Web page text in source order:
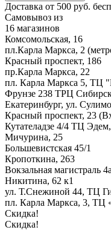
Доставка от 500 руб.
Самовывоз из
16 магазинов
Комсомольская, 16
пл.Карла Маркса, 2
Красный проспект, 186
пр.Карла Маркса, 22
пл. Карла Маркса 5, ТЦ
Фрунзе 238 ТРЦ
Екатеринбург, ул.
Красный проспект, 23
Кутателадзе 4/4 ТЦ
Мичурина, 25
Большевистская 45/1
Кропоткина, 263
Вокзальная магистраль 4а
Никитина, 62 к1
ул. Т.Снежиной 44, ТЦ
пл. Карла Маркса, 3, ТЦ
Скидка!
Скидка!